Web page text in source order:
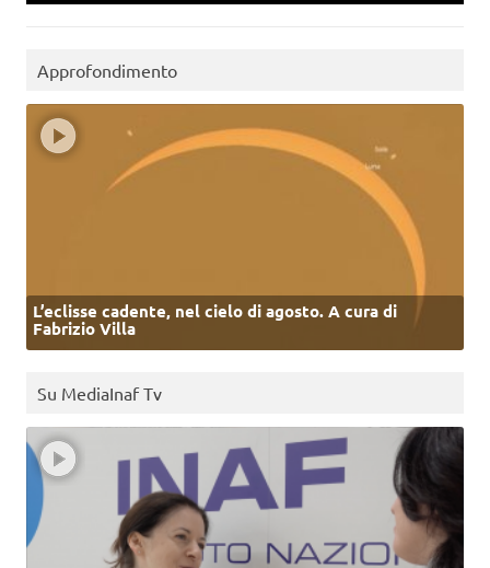
Approfondimento
L’eclisse cadente, nel cielo di agosto. A cura di
Fabrizio Villa
Su MediaInaf Tv